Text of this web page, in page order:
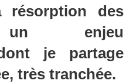
résorption des
un enjeu
je partage
très tranchée.